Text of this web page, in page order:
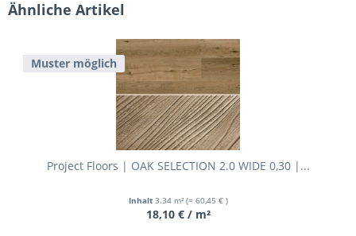
Ähnliche Artikel
Muster möglich
Project Floors | OAK SELECTION 2.0 WIDE 0,30 |...
Inhalt 3.34 m² (= 60,45 € )
18,10 € / m²